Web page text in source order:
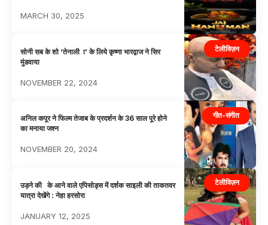
MARCH 30, 2025
टेलीविज़न
सोनी सब के शो ‘तेनाली ा’ के लिये कृष्णा भारद्वाज ने सिर
मुंडवाया
NOVEMBER 22, 2024
गीत-संगीत
अनिल कपूर ने फिल्म तेजाब के प्रदर्शन के 36 साल पूरे होने
का मनाया जश्न
NOVEMBER 20, 2024
टेलीविज़न
उड़ने की के आने वाले एपिसोड्स में दर्शक साइली की ताकतवर
यात्रा देखेंगे : नेहा हरसोरा
JANUARY 12, 2025